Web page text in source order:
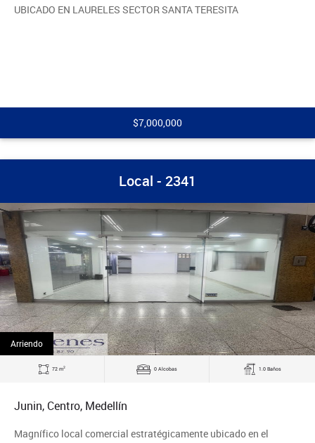
UBICADO EN LAURELES SECTOR SANTA TERESITA
$7,000,000
Local - 2341
Arriendo
72 m2 0 Alcobas 1.0 Baños
Junin, Centro, Medellín
Magnífico local comercial estratégicamente ubicado en el